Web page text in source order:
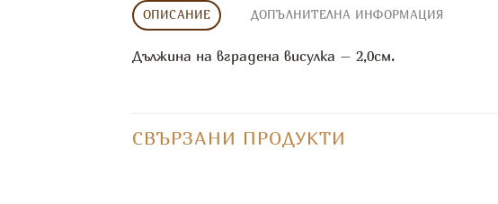
ОПИСАНИЕ ДОПЪЛНИТЕЛНА ИНФОРМАЦИЯ
Дължина на вградена висулка – 2,0см.
СВЪРЗАНИ ПРОДУКТИ